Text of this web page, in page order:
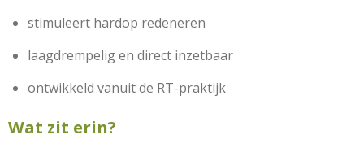
stimuleert hardop redeneren
laagdrempelig en direct inzetbaar
ontwikkeld vanuit de RT-praktijk
Wat zit erin?